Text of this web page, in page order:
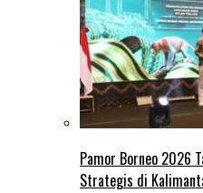
Pamor Borneo 2026
Strategis di